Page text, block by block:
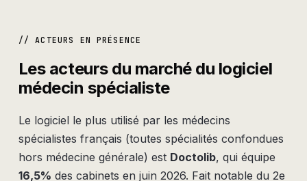
// ACTEURS EN PRÉSENCE
Les acteurs du marché du logiciel
médecin spécialiste
Le logiciel le plus utilisé par les médecins
spécialistes français (toutes spécialités confondues
hors médecine générale) est Doctolib, qui équipe
16,5% des cabinets en juin 2026. Fait notable du 2e